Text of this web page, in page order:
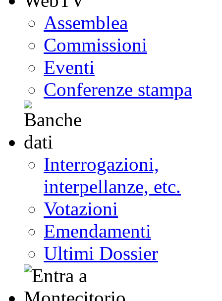
Assemblea
Commissioni
Eventi
Conferenze stampa
Interrogazioni,
interpellanze, etc.
Votazioni
Emendamenti
Ultimi Dossier